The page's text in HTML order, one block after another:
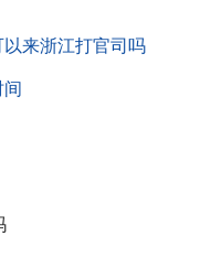
以来浙江打官司吗
间